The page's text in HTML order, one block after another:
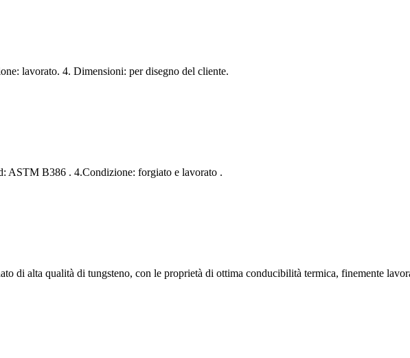
lavorato. 4. Dimensioni: per disegno del cliente.
ASTM B386 . 4.Condizione: forgiato e lavorato .
di alta qualità di tungsteno, con le proprietà di ottima conducibilità termica, finemente